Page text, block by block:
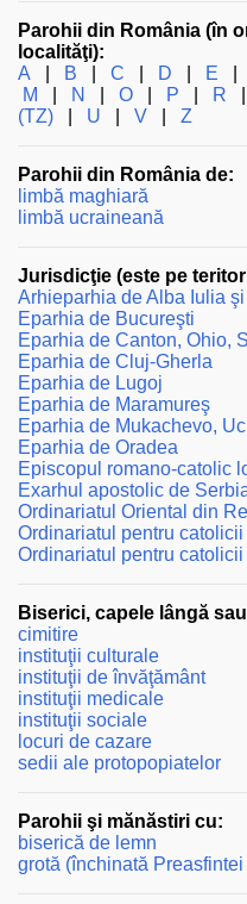
Parohii din România (în
localităţi):
A
B C D E
M
N O P R
(TZ)
U V Z
Parohii din România de:
limbă maghiară
limbă ucraineană
Jurisdicţie (este pe
Arhieparhia de Alba Iulia
Eparhia de Bucureşti
Eparhia de Canton, Ohio,
Eparhia de Cluj-Gherla
Eparhia de Lugoj
Eparhia de Maramureş
Eparhia de Mukachevo,
Eparhia de Oradea
Episcopul romano-catolic
Exarhul apostolic de
Ordinariatul Oriental din
Ordinariatul pentru
Ordinariatul pentru
Biserici, capele lângă
cimitire
instituţii culturale
instituţii de învăţământ
instituţii medicale
instituţii sociale
locuri de cazare
sedii ale protopopiatelor
Parohii şi mănăstiri cu:
biserică de lemn
grotă (închinată